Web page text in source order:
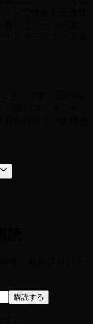
購読する